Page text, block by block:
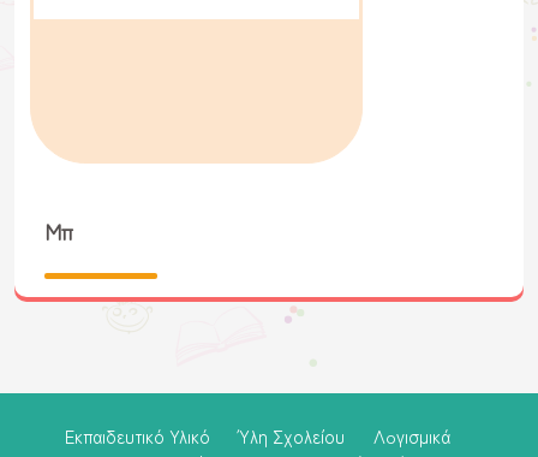
Μπ
Εκπαιδευτικό Υλικό Ύλη Σχολείου
Λoγισμικά